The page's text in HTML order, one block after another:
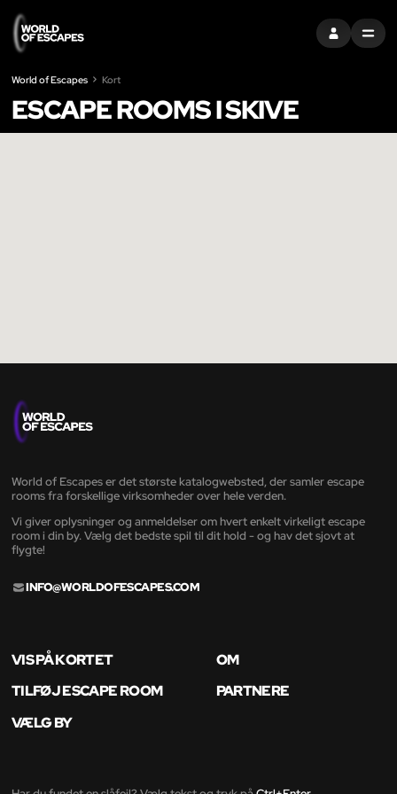
LOG INDMENU
World of Escapes Kort
ESCAPE ROOMS I SKIVE
World of Escapes er det største katalogwebsted, der samler escape
rooms fra forskellige virksomheder over hele verden.
Vi giver oplysninger og anmeldelser om hvert enkelt virkeligt escape
room i din by. Vælg det bedste spil til dit hold - og hav det sjovt at
flygte!
INFO@WORLDOFESCAPES.COM
VIS PÅ KORTET
OM
TILFØJ ESCAPE ROOM
PARTNERE
VÆLG BY